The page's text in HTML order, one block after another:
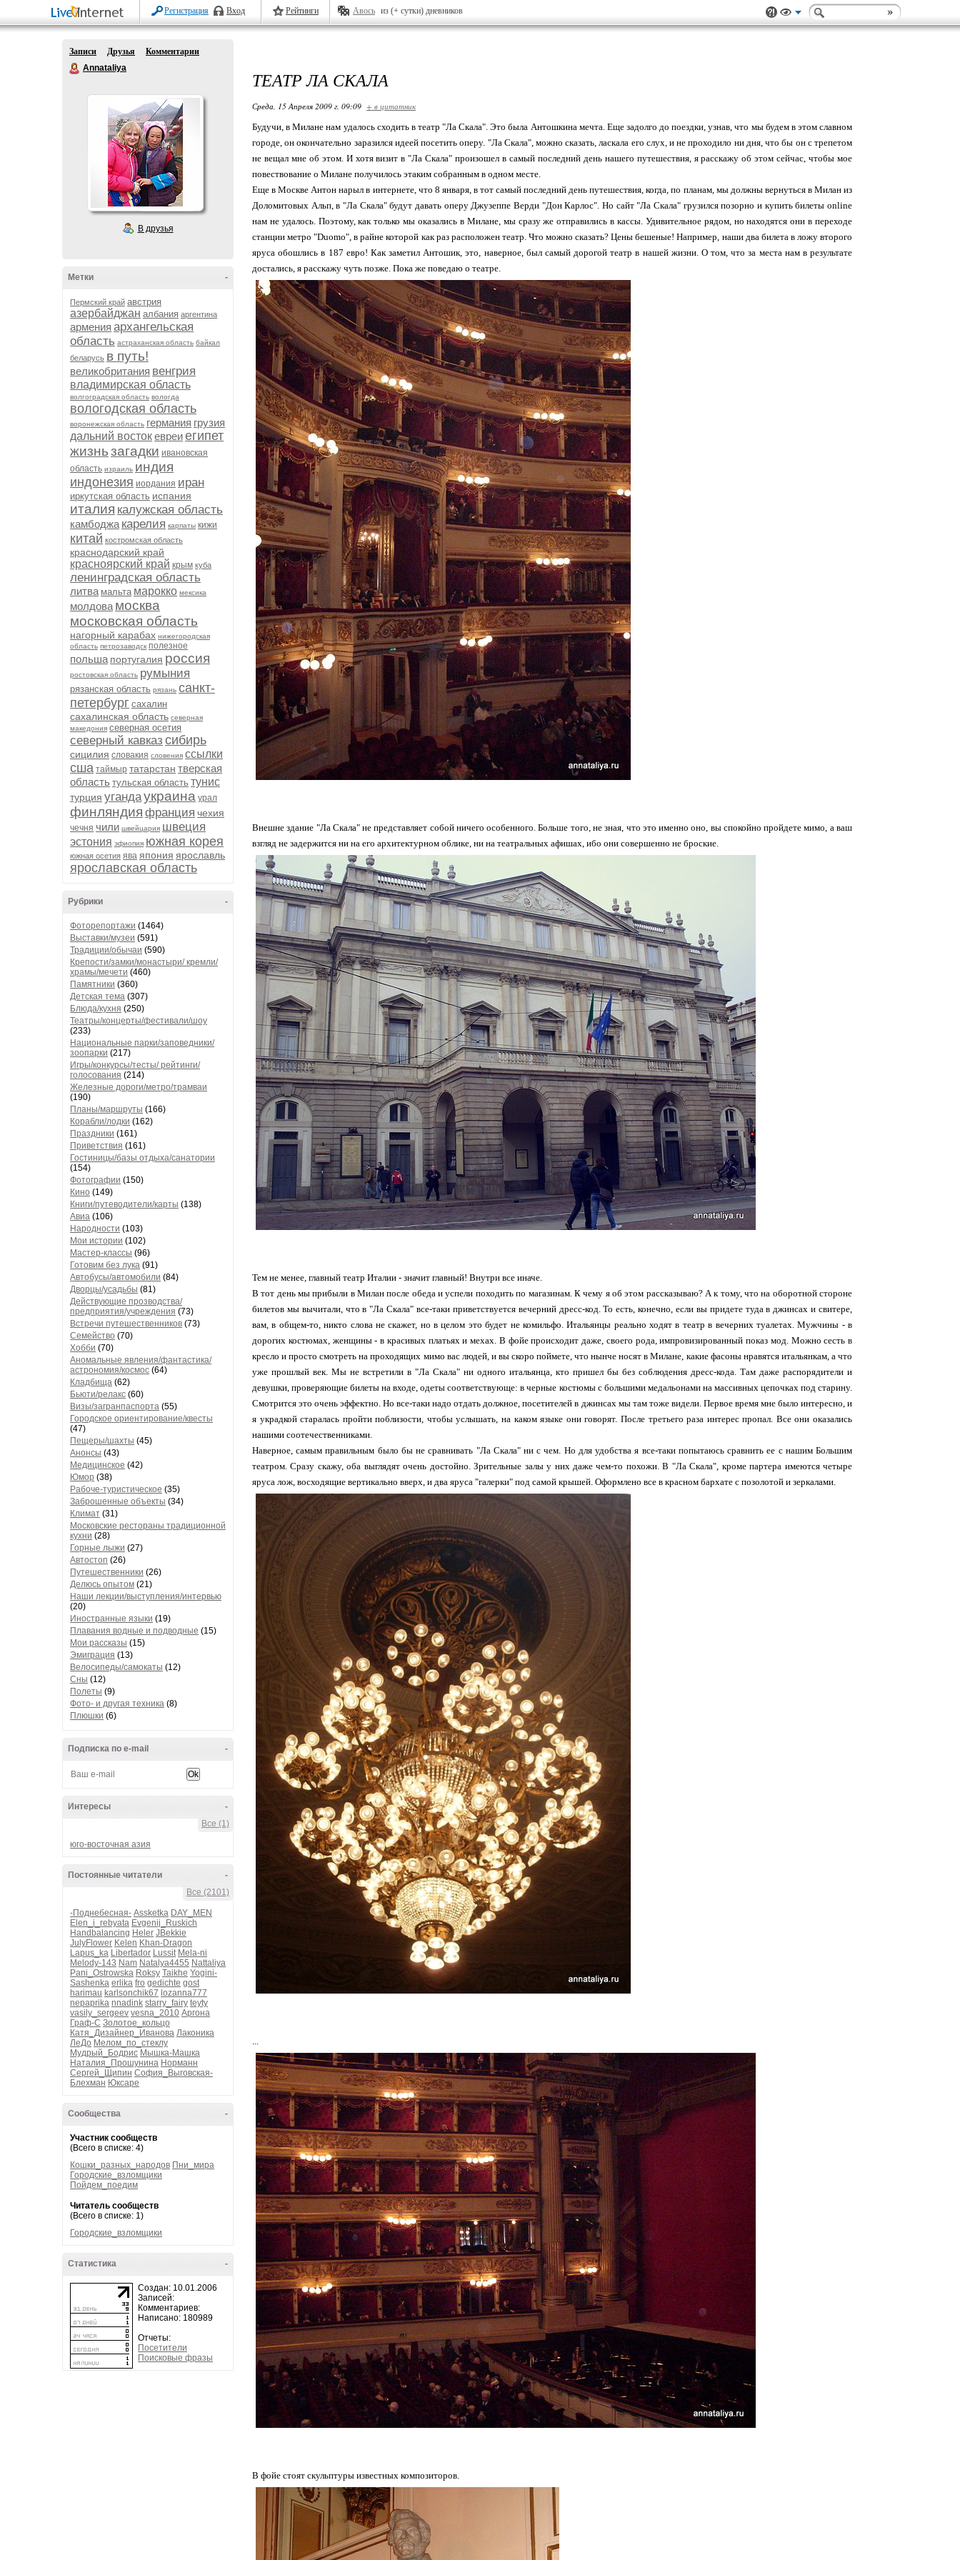
Регистрация Вход Рейтинги Авось из (+ сутки) дневников
Записи Друзья
Комментарии
Annataliya
В друзья
-
Метки
Пермский край австрия
азербайджан албания аргентина
армения архангельская
область астраханская область байкал
беларусь в путь!
великобритания венгрия
владимирская область
волгоградская область вологда
вологодская область
воронежская область германия грузия
дальний востокевреиегипет
жизньзагадки ивановская
область израиль индия
индонезия иордания иран
иркутская область испания
италия калужская область
камбоджа карелия карпаты кижи
китай костромская область
краснодарский край
красноярский край крым куба
ленинградская область
литва мальта марокко мексика
молдова москва
московская область
нагорный карабах нижегородская
область петрозаводск полезное
польша португалия россия
ростовская область румыния
рязанская область рязань санкт-
петербург сахалин
сахалинская область северная
македония северная осетия
северный кавказ сибирь
сицилия словакия словения ссылки
сша таймыр татарстан тверская
область тульская область тунис
турция угандаукраина урал
финляндия франция чехия
чечня чили швейцария швеция
эстония эфиопия южная корея
южная осетия ява япония ярославль
ярославская область
-
Рубрики
Фоторепортажи (1464)
Выставки/музеи (591)
Традиции/обычаи (590)
Крепости/замки/монастыри/ кремли/
храмы/мечети (460)
Памятники (360)
Детская тема (307)
Блюда/кухня (250)
Театры/концерты/фестивали/шоу
(233)
Национальные парки/заповедники/
зоопарки (217)
Игры/конкурсы/тесты/ рейтинги/
голосования (214)
Железные дороги/метро/трамваи
(190)
Планы/маршруты (166)
Корабли/лодки (162)
Праздники (161)
Приветствия (161)
Гостиницы/базы отдыха/санатории
(154)
Фотографии (150)
Кино (149)
Книги/путеводители/карты (138)
Авиа (106)
Народности (103)
Мои истории (102)
Мастер-классы (96)
Готовим без лука (91)
Автобусы/автомобили (84)
Дворцы/усадьбы (81)
Действующие прозводства/
предприятия/учреждения (73)
Встречи путешественников (73)
Семейство (70)
Хобби (70)
Аномальные явления/фантастика/
астрономия/космос (64)
Кладбища (62)
Бьюти/релакс (60)
Визы/загранпаспорта (55)
Городское ориентирование/квесты
(47)
Пещеры/шахты (45)
Анонсы (43)
Медицинское (42)
Юмор (38)
Рабоче-туристическое (35)
Заброшенные объекты (34)
Климат (31)
Московские рестораны традиционной
кухни (28)
Горные лыжи (27)
Автостоп (26)
Путешественники (26)
Делюсь опытом (21)
Наши лекции/выступления/интервью
(20)
Иностранные языки (19)
Плавания водные и подводные (15)
Мои рассказы (15)
Эмиграция (13)
Велосипеды/самокаты (12)
Сны (12)
Полеты (9)
Фото- и другая техника (8)
Плюшки (6)
-
Подписка по e-mail
-
Интересы
Все (1)
юго-восточная азия
-
Постоянные читатели
Все (2101)
-Поднебесная- Assketka DAY_MEN
Elen_i_rebyata Evgenij_Ruskich
Handbalancing Heler JBekkie
JulyFlower Kelen Khan-Dragon
Lapus_ka Libertador Lussit Mela-ni
Melody-143 Nam Natalya4455 Nattaliya
Pani_Ostrowska Roksy Taikhe Yogini-
Sashenka erlika fro gedichte gost
harimau karlsonchik67 lozanna777
nepaprika nnadink starry_fairy teyty
vasily_sergeev vesna_2010 Аргона
Граф-С Золотое_кольцо
Катя_Дизайнер_Иванова Лаконика
ЛеДо Мелом_по_стеклу
Мудрый_Бодрис Мышка-Машка
Наталия_Прошунина Норманн
Сергей_Щипин София_Выговская-
Блехман Юксаре
-
Сообщества
Участник сообществ
(Всего в списке: 4)
Кошки_разных_народов Пни_мира
Городские_взломщики
Пойдем_поедим
Читатель сообществ
(Всего в списке: 1)
Городские_взломщики
-
Статистика
Создан: 10.01.2006
Записей:
Комментариев:
Написано: 180989
Отчеты:
Посетители
Поисковые фразы
ТЕАТР ЛА СКАЛА
Среда, 15 Апреля 2009 г. 09:09 + в цитатник
Будучи, в Милане нам удалось сходить в театр "Ла Скала". Это была Антошкина мечта. Еще задолго до поездки, узнав, что мы будем в этом славном
городе, он окончательно заразился идеей посетить оперу. "Ла Скала", можно сказать, ласкала его слух, и не проходило ни дня, что бы он с трепетом
не вещал мне об этом. И хотя визит в "Ла Скала" произошел в самый последний день нашего путешествия, я расскажу об этом сейчас, чтобы мое
повествование о Милане получилось этаким собранным в одном месте.
Еще в Москве Антон нарыл в интернете, что 8 января, в тот самый последний день путешествия, когда, по планам, мы должны вернуться в Милан из
Доломитовых Альп, в "Ла Скала" будут давать оперу Джузеппе Верди "Дон Карлос". Но сайт "Ла Скала" грузился позорно и купить билеты online
нам не удалось. Поэтому, как только мы оказались в Милане, мы сразу же отправились в кассы. Удивительное рядом, но находятся они в переходе
станции метро "Duomo", в райне которой как раз расположен театр. Что можно сказать? Цены бешеные! Например, наши два билета в ложу второго
яруса обошлись в 187 евро! Как заметил Антошик, это, наверное, был самый дорогой театр в нашей жизни. О том, что за места нам в результате
достались, я расскажу чуть позже. Пока же поведаю о театре.
Внешне здание "Ла Скала" не представляет собой ничего особенного. Больше того, не зная, что это именно оно, вы спокойно пройдете мимо, а ваш
взгляд не задержится ни на его архитектурном облике, ни на театральных афишах, ибо они совершенно не броские.
Тем не менее, главный театр Италии - значит главный! Внутри все иначе.
В тот день мы прибыли в Милан после обеда и успели походить по магазинам. К чему я об этом рассказываю? А к тому, что на оборотной стороне
билетов мы вычитали, что в "Ла Скала" все-таки приветствуется вечерний дресс-код. То есть, конечно, если вы придете туда в джинсах и свитере,
вам, в общем-то, никто слова не скажет, но в целом это будет не комильфо. Итальянцы реально ходят в театр в вечерних туалетах. Мужчины - в
дорогих костюмах, женщины - в красивых платьях и мехах. В фойе происходит даже, своего рода, импровизированный показ мод. Можно сесть в
кресло и просто смотреть на проходящих мимо вас людей, и вы скоро поймете, что нынче носят в Милане, какие фасоны нравятся итальянкам, а что
уже прошлый век. Мы не встретили в "Ла Скала" ни одного итальянца, кто пришел бы без соблюдения дресс-кода. Там даже распорядители и
девушки, проверяющие билеты на входе, одеты соответствующе: в черные костюмы с большими медальонами на массивных цепочках под старину.
Смотрится это очень эффектно. Но все-таки надо отдать должное, посетителей в джинсах мы там тоже видели. Первое время мне было интересно, и
я украдкой старалась пройти поблизости, чтобы услышать, на каком языке они говорят. После третьего раза интерес пропал. Все они оказались
нашими соотечественниками.
Наверное, самым правильным было бы не сравнивать "Ла Скала" ни с чем. Но для удобства я все-таки попытаюсь сравнить ее с нашим Большим
театром. Сразу скажу, оба выглядят очень достойно. Зрительные залы у них даже чем-то похожи. В "Ла Скала", кроме партера имеются четыре
яруса лож, восходящие вертикально вверх, и два яруса "галерки" под самой крышей. Оформлено все в красном бархате с позолотой и зеркалами.
...
В фойе стоят скульптуры известных композиторов.